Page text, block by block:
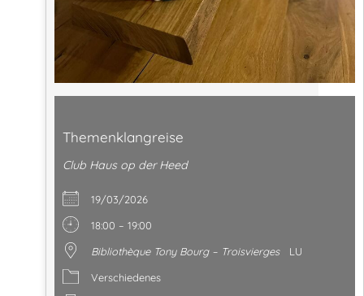
Themenklangreise
Club Haus op der Heed
19/03/2026
18:00 – 19:00
Bibliothèque Tony Bourg – Troisvierges
LU
Verschiedenes